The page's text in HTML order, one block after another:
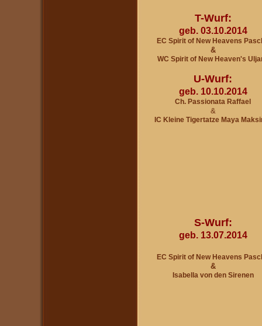
T-Wurf:
geb. 03.10.2014
EC Spirit of New Heavens
&
WC Spirit of New Heaven's Ulja
U-Wurf:
geb. 10.10.2014
Ch. Passionata Raffael
&
IC Kleine Tigertatze Maya
S-Wurf:
geb. 13.07.2014
EC Spirit of New Heavens
&
Isabella von den Sirenen